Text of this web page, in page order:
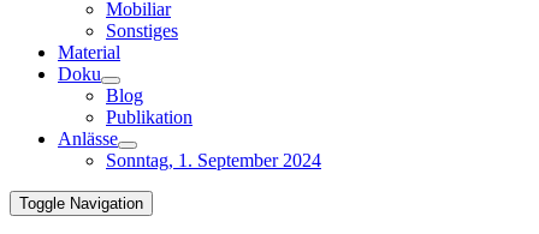
Mobiliar
Sonstiges
Material
Doku
Blog
Publikation
Anlässe
Sonntag, 1. September 2024
Toggle Navigation